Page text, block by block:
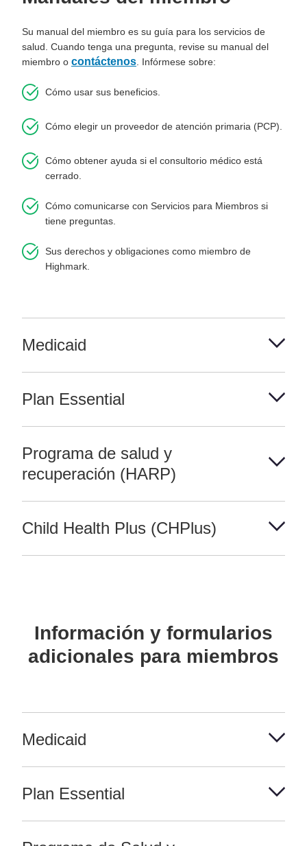
Su manual del miembro es su guía para los servicios de
salud. Cuando tenga una pregunta, revise su manual del
miembro o contáctenos . Infórmese sobre:
Cómo usar sus beneficios.
Cómo elegir un proveedor de atención primaria (PCP).
Cómo obtener ayuda si el consultorio médico está
cerrado.
Cómo comunicarse con Servicios para Miembros si
tiene preguntas.
Sus derechos y obligaciones como miembro de
Highmark.
Medicaid
Plan Essential
Programa de salud y
recuperación (HARP)
Child Health Plus (CHPlus)
Información y formularios
adicionales para miembros
Medicaid
Plan Essential